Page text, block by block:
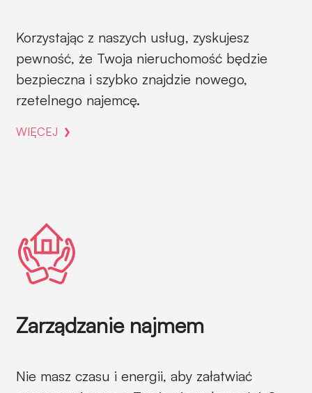
Korzystając z naszych usług, zyskujesz
pewność, że Twoja nieruchomość będzie
bezpieczna i szybko znajdzie nowego,
rzetelnego najemcę.
WIĘCEJ
Zarządzanie najmem
Nie masz czasu i energii, aby załatwiać